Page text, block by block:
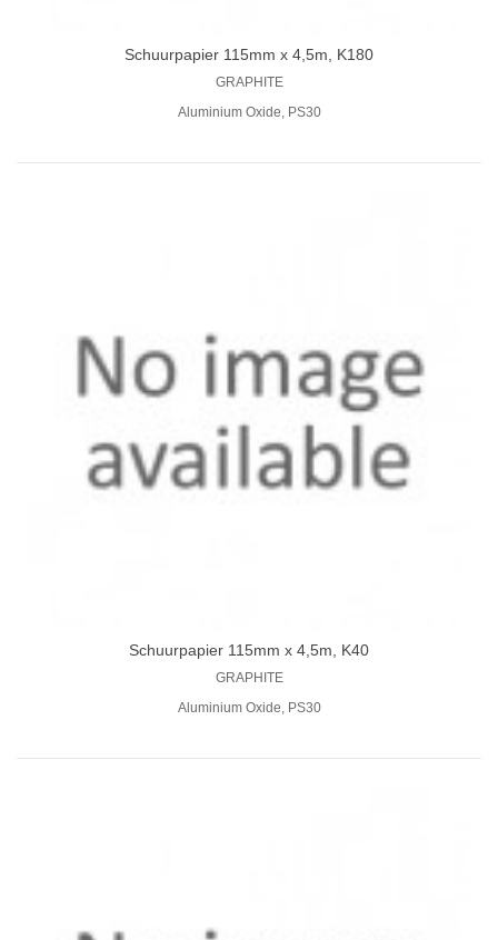
Schuurpapier 115mm x 4,5m, K180
GRAPHITE
Aluminium Oxide, PS30
Schuurpapier 115mm x 4,5m, K40
GRAPHITE
Aluminium Oxide, PS30